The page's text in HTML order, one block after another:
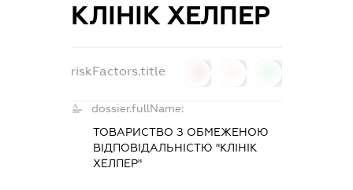
КЛІНІК ХЕЛПЕР
riskFactors.title
dossier.fullName:
ТОВАРИСТВО З ОБМЕЖЕНОЮ
ВІДПОВІДАЛЬНІСТЮ "КЛІНІК
ХЕЛПЕР"